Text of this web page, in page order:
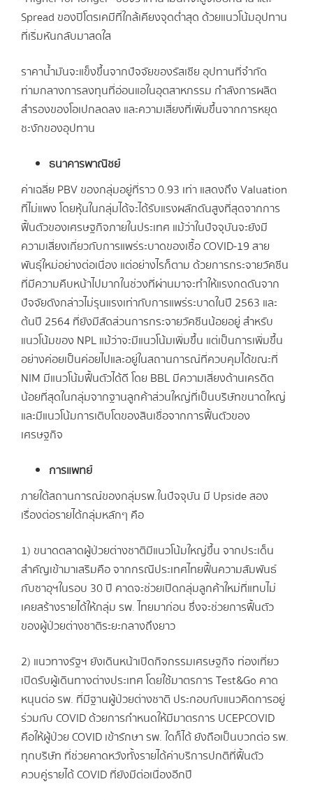
Spread ของปิโตรเคมีที่ใกล้เคียงจุดต่ำสุด ด้วยแนวโน้มอุปทาน
ที่เริ่มหันกลับมาสดใส
ราคาน้ำมันจะแข็งขึ้นจากปัจจัยของรัสเซีย อุปทานที่จำกัด
ท่ามกลางการลงทุนที่อ่อนแอในอุตสาหกรรม กำลังการผลิต
สำรองของโอเปกลดลง และความเสี่ยงที่เพิ่มขึ้นจากการหยุด
ชะงักของอุปทาน
ธนาคารพาณิชย์
ค่าเฉลี่ย PBV ของกลุ่มอยู่ที่ราว 0.93 เท่า แสดงถึง Valuation
ที่ไม่แพง โดยหุ้นในกลุ่มได้จะได้รับแรงผลักดันสูงที่สุดจากการ
ฟื้นตัวของเศรษฐกิจภายในประเทศ แม้ว่าในปัจจุบันจะยังมี
ความเสี่ยงเกี่ยวกับการแพร่ระบาดของเชื้อ COVID-19 สาย
พันธุ์ใหม่อย่างต่อเนื่อง แต่อย่างไรก็ตาม ด้วยการกระจายวัคซีน
ที่มีความคืบหน้าไปมากในช่วงที่ผ่านมาจะทำให้แรงกดดันจาก
ปัจจัยดังกล่าวไม่รุนแรงเท่ากับการแพร่ระบาดในปี 2563 และ
ต้นปี 2564 ที่ยังมีสัดส่วนการกระจายวัคซีนน้อยอยู่ สำหรับ
แนวโน้มของ NPL แม้ว่าจะมีแนวโน้มเพิ่มขึ้น แต่เป็นการเพิ่มขึ้น
อย่างค่อยเป็นค่อยไปและอยู่ในสถานการณ์ที่ควบคุมได้ขณะที่
NIM มีแนวโน้มฟื้นตัวได้ดี โดย BBL มีความเสี่ยงด้านเครดิต
น้อยที่สุดในกลุ่มจากฐานลูกค้าส่วนใหญ่ที่เป็นบริษัทขนาดใหญ่
และมีแนวโน้มการเติบโตของสินเชื่อจากการฟื้นตัวของ
เศรษฐกิจ
การแพทย์
ภายใต้สถานการณ์ของกลุ่มรพ.ในปัจจุบัน มี Upside สอง
เรื่องต่อรายได้กลุ่มหลักๆ คือ
1) ขนาดตลาดผู้ป่วยต่างชาติมีแนวโน้มใหญ่ขึ้น จากประเด็น
สำคัญเข้ามาเสริมคือ จากกรณีประเทศไทยฟื้นความสัมพันธ์
กับซาอุฯในรอบ 30 ปี คาดจะช่วยเปิดกลุ่มลูกค้าใหม่ที่แทบไม่
เคยสร้างรายได้ให้กลุ่ม รพ. ไทยมาก่อน ซึ่งจะช่วยการฟื้นตัว
ของผู้ป่วยต่างชาติระยะกลางถึงยาว
2) แนวทางรัฐฯ ยังเดินหน้าเปิดกิจกรรมเศรษฐกิจ ท่องเที่ยว
เปิดรับผู้เดินทางต่างประเทศ โดยใช้มาตรการ Test&Go คาด
หนุนต่อ รพ. ที่มีฐานผู้ป่วยต่างชาติ ประกอบกับแนวคิดการอยู่
ร่วมกับ COVID ด้วยการกำหนดให้มีมาตรการ UCEPCOVID
คือให้ผู้ป่วย COVID เข้ารักษา รพ. ใดก็ได้ ยังถือเป็นบวกต่อ รพ.
ทุกบริษัท ที่ช่วยคาดหวังทั้งรายได้ค่าบริการปกติที่ฟื้นตัว
ควบคู่รายได้ COVID ที่ยังมีต่อเนื่องอีกปี